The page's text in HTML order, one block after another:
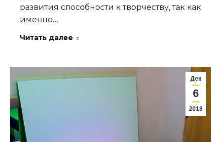
развития способности к творчеству, так как
именно…
Читать далее
Дек
6
2018